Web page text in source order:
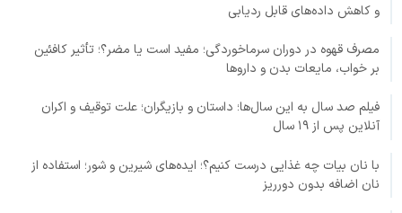
و کاهش داده‌های قابل ردیابی
مصرف قهوه در دوران سرماخوردگی؛ مفید است یا مضر؟؛ تأثیر کافئین
بر خواب، مایعات بدن و داروها
فیلم صد سال به این سال‌ها؛ داستان و بازیگران؛ علت توقیف و اکران
آنلاین پس از ۱۹ سال
با نان بیات چه غذایی درست کنیم؟؛ ایده‌های شیرین و شور؛ استفاده از
نان اضافه بدون دورریز